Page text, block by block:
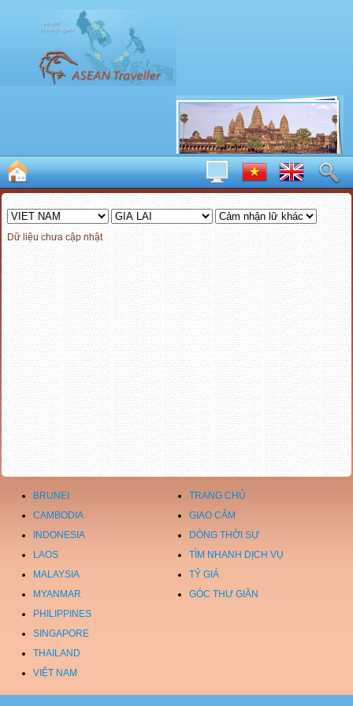
Dữ liệu chưa cập nhật
BRUNEI
TRANG CHỦ
CAMBODIA
GIAO CẢM
INDONESIA
DÒNG THỜI SỰ
LAOS
TÌM NHANH DỊCH VỤ
MALAYSIA
TỶ GIÁ
MYANMAR
GÓC THƯ GIÃN
PHILIPPINES
SINGAPORE
THAILAND
VIỆT NAM